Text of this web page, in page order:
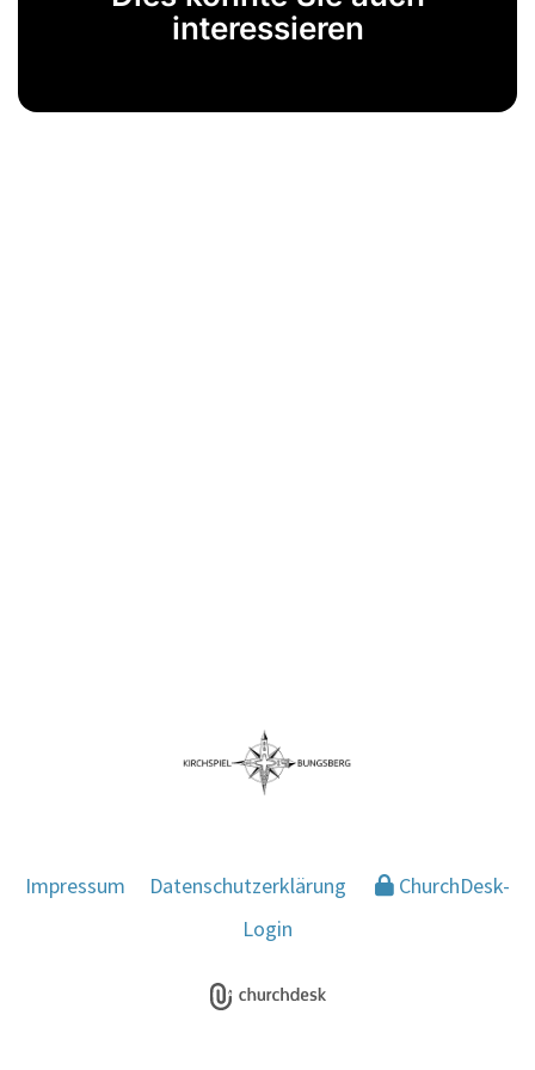
interessieren
Impressum Datenschutzerklärung
ChurchDesk-
Login